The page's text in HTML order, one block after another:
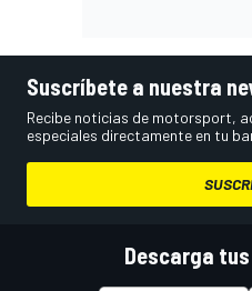
Suscríbete a nuestra
Recibe noticias de motorsport,
especiales directamente en tu
Descarga